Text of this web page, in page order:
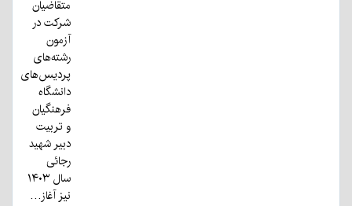
متقاضیان
شرکت در
آزمون
رشته‌های
پردیس‌های
دانشگاه
فرهنگیان
و تربیت
دبیر شهید
رجائی
سال ۱۴۰۳
نیز آغاز…